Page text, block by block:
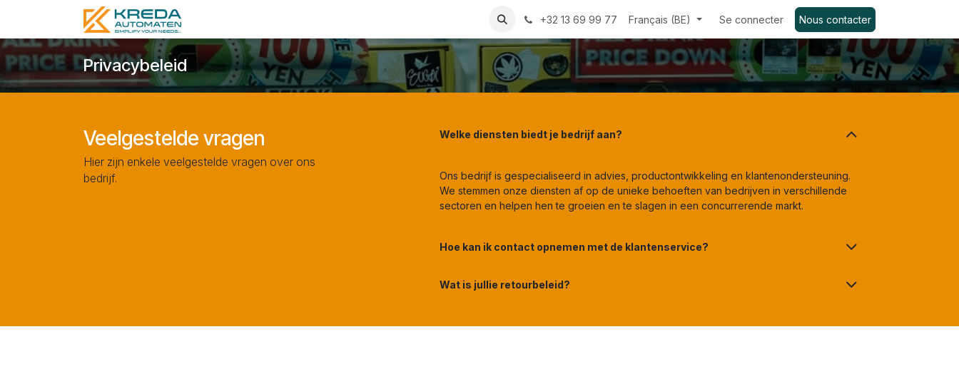
Se rendre au contenu
+32 13 69 99 77 Français (BE) Se connecter Nous contacter
Privacybeleid
Veelgestelde vragen
Hier zijn enkele veelgestelde vragen over ons
bedrijf.
Welke diensten biedt je bedrijf aan?
Ons bedrijf is gespecialiseerd in advies, productontwikkeling en klantenondersteuning.
We stemmen onze diensten af op de unieke behoeften van bedrijven in verschillende
sectoren en helpen hen te groeien en te slagen in een concurrerende markt.
Hoe kan ik contact opnemen met de klantenservice?
Wat is jullie retourbeleid?